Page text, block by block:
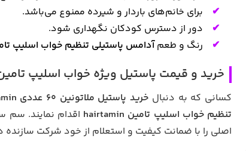
برای خانم‌های باردار و شیرده ممنوع می‌باشد.
دور از دسترس کودکان نگهداری شود.
رنگ و طعمآدامس پاستیلی تنظیم خواب اسلیپ
خرید و قیمت پاستیل ویژه خواب اسلیپ
کسانی که به دنبال خرید پاستیل ملاتونین 60 عددی SLEEPtamin اصلی و اورجینال
تنظیم خواب اسلیپ تامین hairtamin
اقدام نمایند.
اصلی را با ضمانت کیفیت و استعلام از خود شرکت سازنده